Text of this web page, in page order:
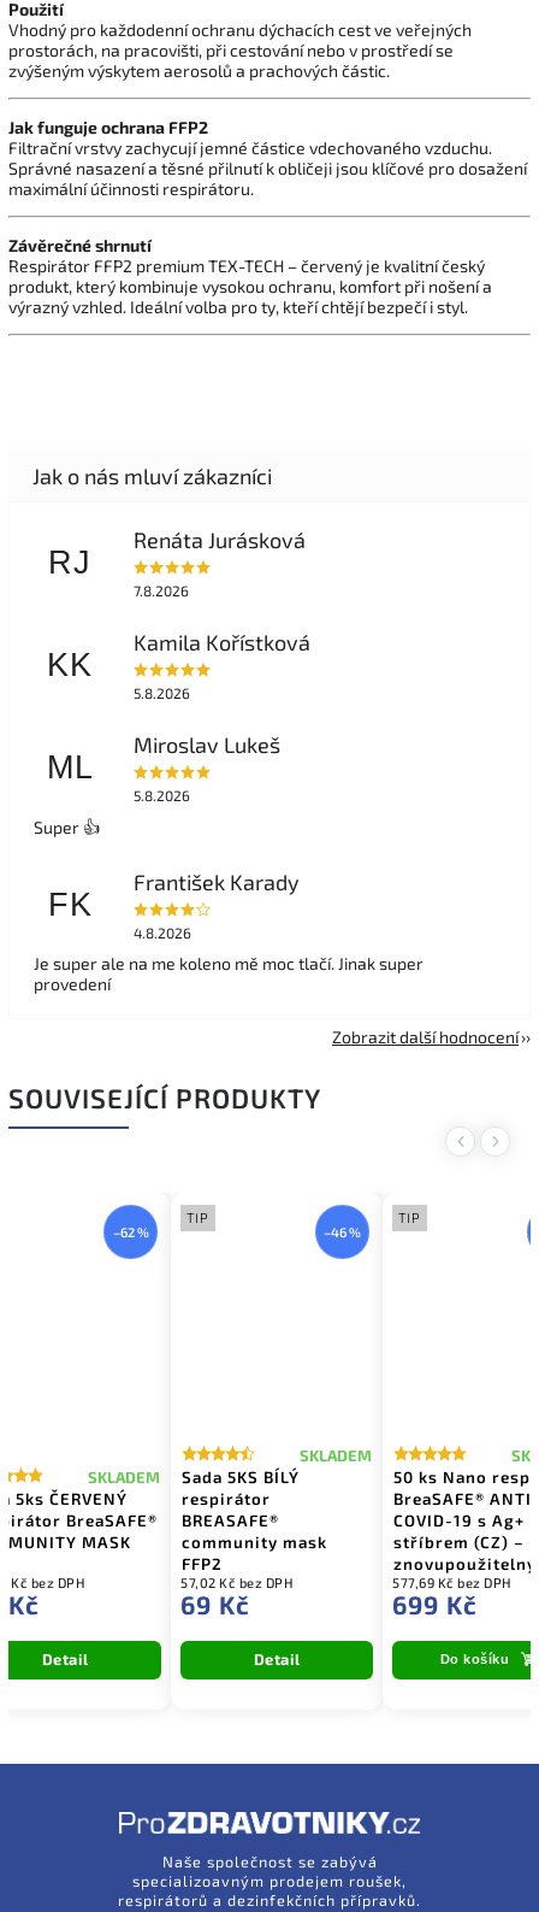
Použití
Vhodný pro každodenní ochranu dýchacích cest ve veřejných
prostorách, na pracovišti, při cestování nebo v prostředí se
zvýšeným výskytem aerosolů a prachových částic.
Jak funguje ochrana FFP2
Filtrační vrstvy zachycují jemné částice vdechovaného vzduchu.
Správné nasazení a těsné přilnutí k obličeji jsou klíčové pro dosažení
maximální účinnosti respirátoru.
Závěrečné shrnutí
Respirátor FFP2 premium TEX-TECH – červený je kvalitní český
produkt, který kombinuje vysokou ochranu, komfort při nošení a
výrazný vzhled. Ideální volba pro ty, kteří chtějí bezpečí i styl.
RJ
Renáta Jurásková
7.8.2026
KK
Kamila Kořístková
5.8.2026
ML
Miroslav Lukeš
5.8.2026
Super 👍
FK
František Karady
4.8.2026
Je super ale na me koleno mě moc tlačí. Jinak super
provedení
Zobrazit další hodnocení
SOUVISEJÍCÍ PRODUKTY
Previous
–62 %
5ks ČERVENÝ
BreaSAFE®
MASK
SKLADEM
Kč bez DPH
Kč
Detail
TIP
–46 %
Sada 5KS BÍLÝ
respirátor
BREASAFE®
community mask
FFP2
SKLADEM
57,02 Kč bez DPH
69 Kč
Detail
TIP
50 ks Nano
BreaSAFE® ANTI-
COVID-19 s Ag+
stříbrem (CZ) –
znovupoužitelný
577,69 Kč bez DPH
699 Kč
Do košíku
Next
Naše společnost se zabývá
specializoavným prodejem roušek,
respirátorů a dezinfekčních přípravků.